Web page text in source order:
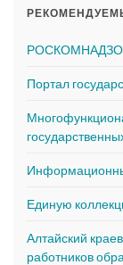
Портал
Единую
Алтайский
работников